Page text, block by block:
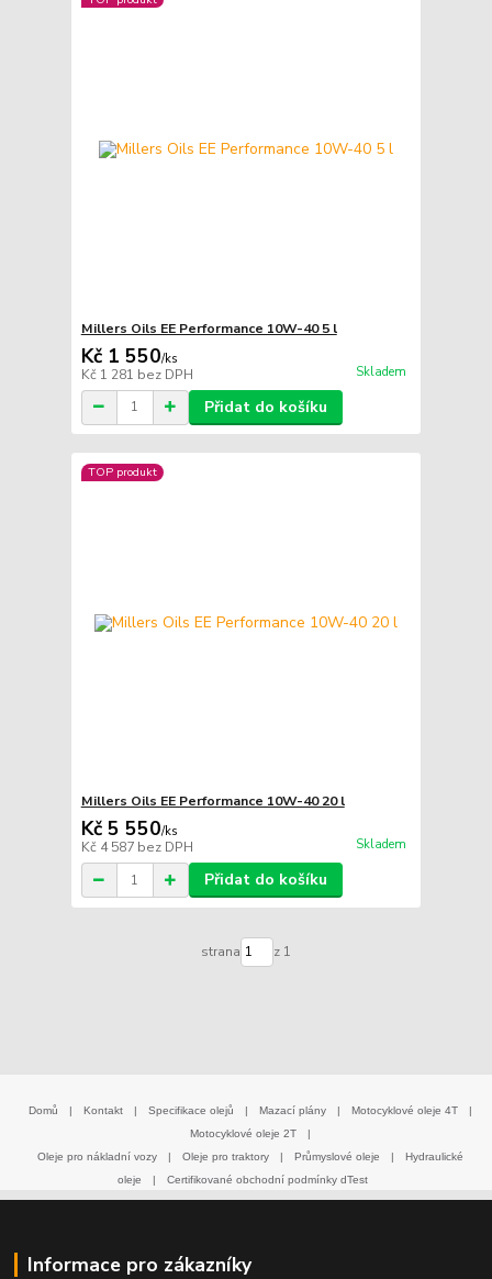
Millers Oils EE Performance 10W-40 5 l
Kč 1 550/ks
Kč 1 281 bez DPH Skladem
Přidat do košíku
TOP produkt
Millers Oils EE Performance 10W-40 20 l
Kč 5 550/ks
Kč 4 587 bez DPH Skladem
Přidat do košíku
strana z 1
Domů | Kontakt | Specifikace olejů | Mazací plány | Motocyklové oleje 4T
|
Motocyklové oleje 2T
|
Oleje pro nákladní vozy
| Oleje pro traktory | Průmyslové oleje |
Hydraulické
oleje
| Certifikované obchodní podmínky dTest
Informace pro zákazníky